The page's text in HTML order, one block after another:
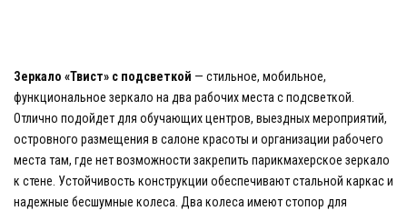
Зеркало «Твист» с подсветкой — стильное, мобильное,
функциональное зеркало на два рабочих места с подсветкой.
Отлично подойдет для обучающих центров, выездных мероприятий,
островного размещения в салоне красоты и организации рабочего
места там, где нет возможности закрепить парикмахерское зеркало
к стене. Устойчивость конструкции обеспечивают стальной каркас и
надежные бесшумные колеса. Два колеса имеют стопор для